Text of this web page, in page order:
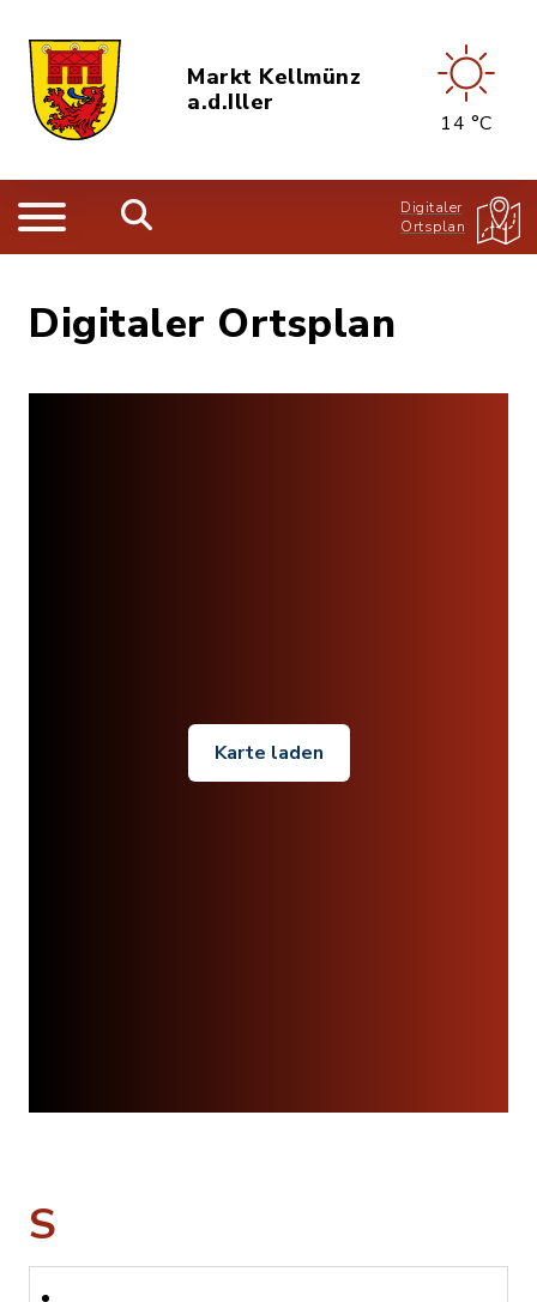
Markt Kellmünz
a.d.Iller
14 °C
Digitaler
Ortsplan
Digitaler Ortsplan
Karte laden
S